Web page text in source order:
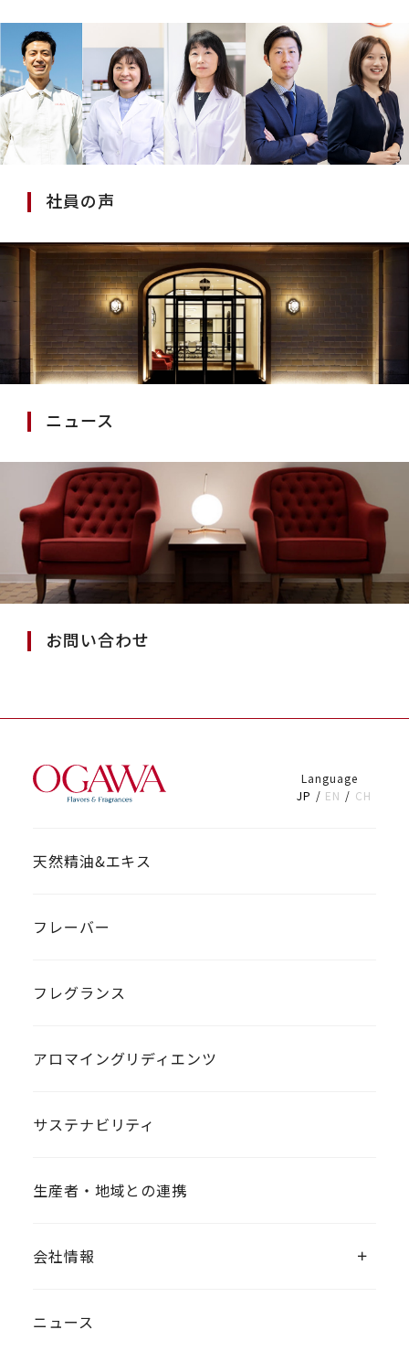
社員の声
ニュース
お問い合わせ
Language
JP
EN CH
天然精油&エキス
フレーバー
フレグランス
アロマイングリディエンツ
サステナビリティ
生産者・地域との連携
会社情報
ニュース